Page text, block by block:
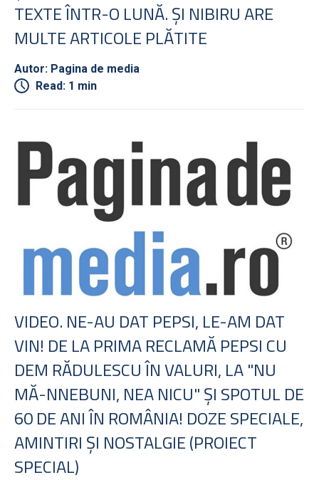
TEXTE ÎNTR-O LUNĂ. ŞI NIBIRU ARE
MULTE ARTICOLE PLĂTITE
Autor: Pagina de media
Read: 1 min
VIDEO. NE-AU DAT PEPSI, LE-AM DAT
VIN! DE LA PRIMA RECLAMĂ PEPSI CU
DEM RĂDULESCU ÎN VALURI, LA "NU
MĂ-NNEBUNI, NEA NICU" ŞI SPOTUL DE
60 DE ANI ÎN ROMÂNIA! DOZE SPECIALE,
AMINTIRI ŞI NOSTALGIE (PROIECT
SPECIAL)